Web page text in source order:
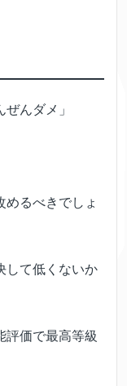
んダメ」
めるべきでしょ
して低くないか
評価で最高等級